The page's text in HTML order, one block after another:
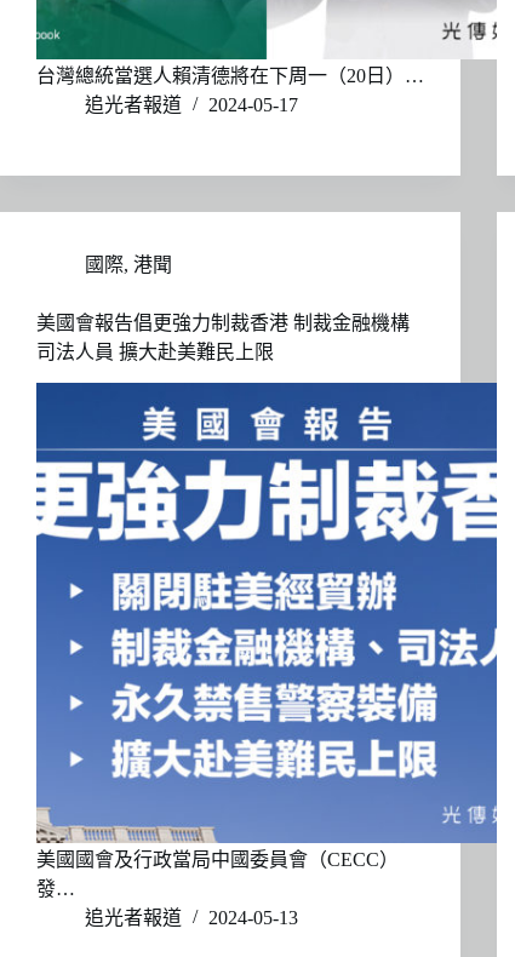
台灣總統當選人賴清德將在下周一（20日）…
追光者報道
2024-05-17
國際, 港聞
美國會報告倡更強力制裁香港 制裁金融機構
司法人員 擴大赴美難民上限
美國國會及行政當局中國委員會（CECC）
發…
追光者報道
2024-05-13